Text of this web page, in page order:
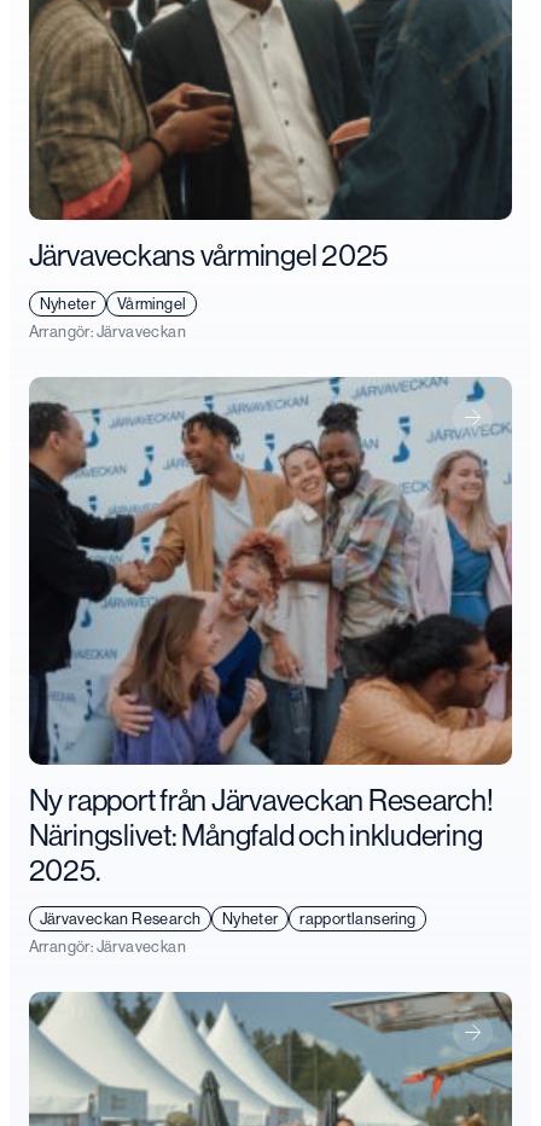
Järvaveckans vårmingel 2025
Nyheter
Vårmingel
Arrangör:Järvaveckan
Ny rapport från Järvaveckan Research!
Näringslivet: Mångfald och inkludering
2025.
Järvaveckan Research Nyheter
rapportlansering
Arrangör:Järvaveckan